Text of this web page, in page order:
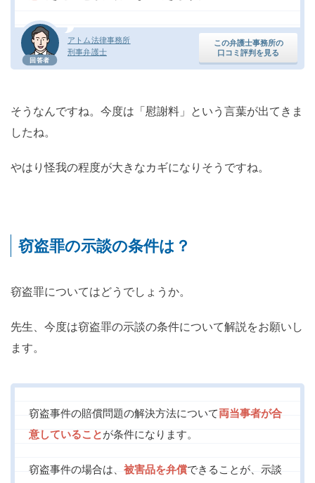
回答者
アトム法律事務所
刑事弁護士
この弁護士事務所の
口コミ評判を見る
そうなんですね。今度は「慰謝料」という言葉が出てきま
したね。
やはり怪我の程度が大きなカギになりそうですね。
窃盗罪の示談の条件は？
窃盗罪についてはどうでしょうか。
先生、今度は窃盗罪の示談の条件について解説をお願いし
ます。
窃盗事件の賠償問題の解決方法について両当事者が合
意していることが条件になります。
窃盗事件の場合は、 被害品を弁償できることが、示談